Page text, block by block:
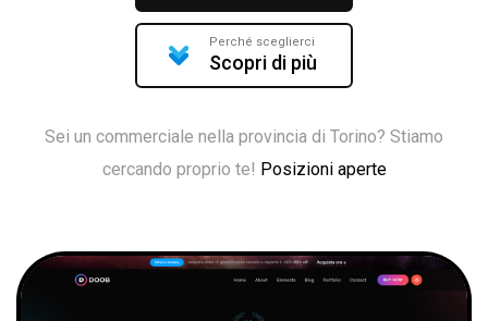
Perché sceglierci
Scopri di più
Sei un commerciale nella provincia di Torino? Stiamo
cercando proprio te! Posizioni aperte